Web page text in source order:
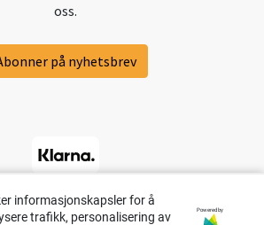
oss.
på nyhetsbrev
informasjonskapsler for å
trafikk, personalisering av
Powered by